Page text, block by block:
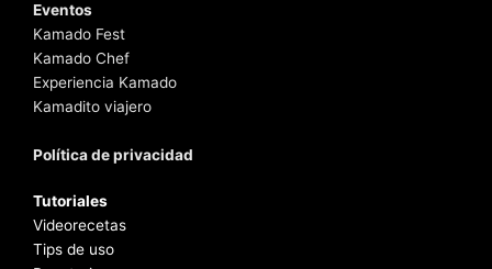
Eventos
Kamado Fest
Kamado Chef
Experiencia Kamado
Kamadito viajero
Política de privacidad
Tutoriales
Videorecetas
Tips de uso